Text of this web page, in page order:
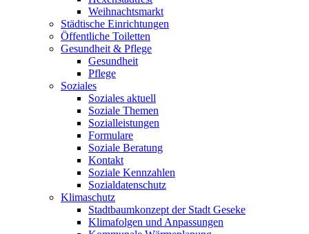
Weihnachtsmarkt
Städtische Einrichtungen
Öffentliche Toiletten
Gesundheit & Pflege
Gesundheit
Pflege
Soziales
Soziales aktuell
Soziale Themen
Sozialleistungen
Formulare
Soziale Beratung
Kontakt
Soziale Kennzahlen
Sozialdatenschutz
Klimaschutz
Stadtbaumkonzept der Stadt Geseke
Klimafolgen und Anpassungen